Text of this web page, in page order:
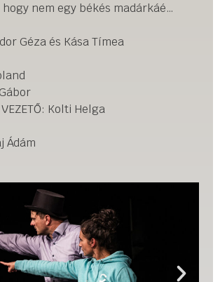
nem egy békés madárkáé…
Géza és Kása Tímea
Kolti Helga
Ádám